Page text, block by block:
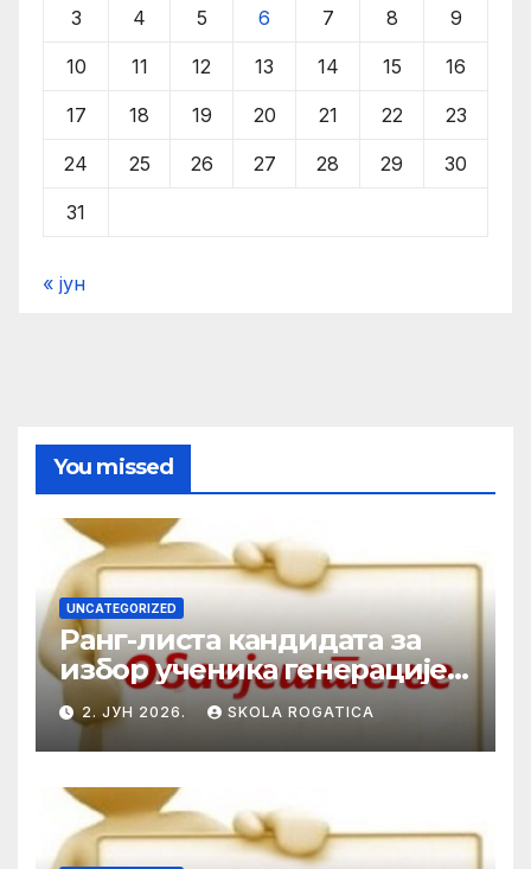
3 4 5 6 7 8 9
10 11 12 13 14 15 16
17 18 19 20 21 22 23
24 25 26 27 28 29 30
31
« јун
You missed
UNCATEGORIZED
Ранг-листа кандидата за
избор ученика генерације у
школској 2025/2026. години
2. ЈУН 2026. SKOLA ROGATICA